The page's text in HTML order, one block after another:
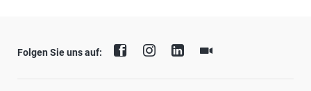
Folgen Sie uns auf: